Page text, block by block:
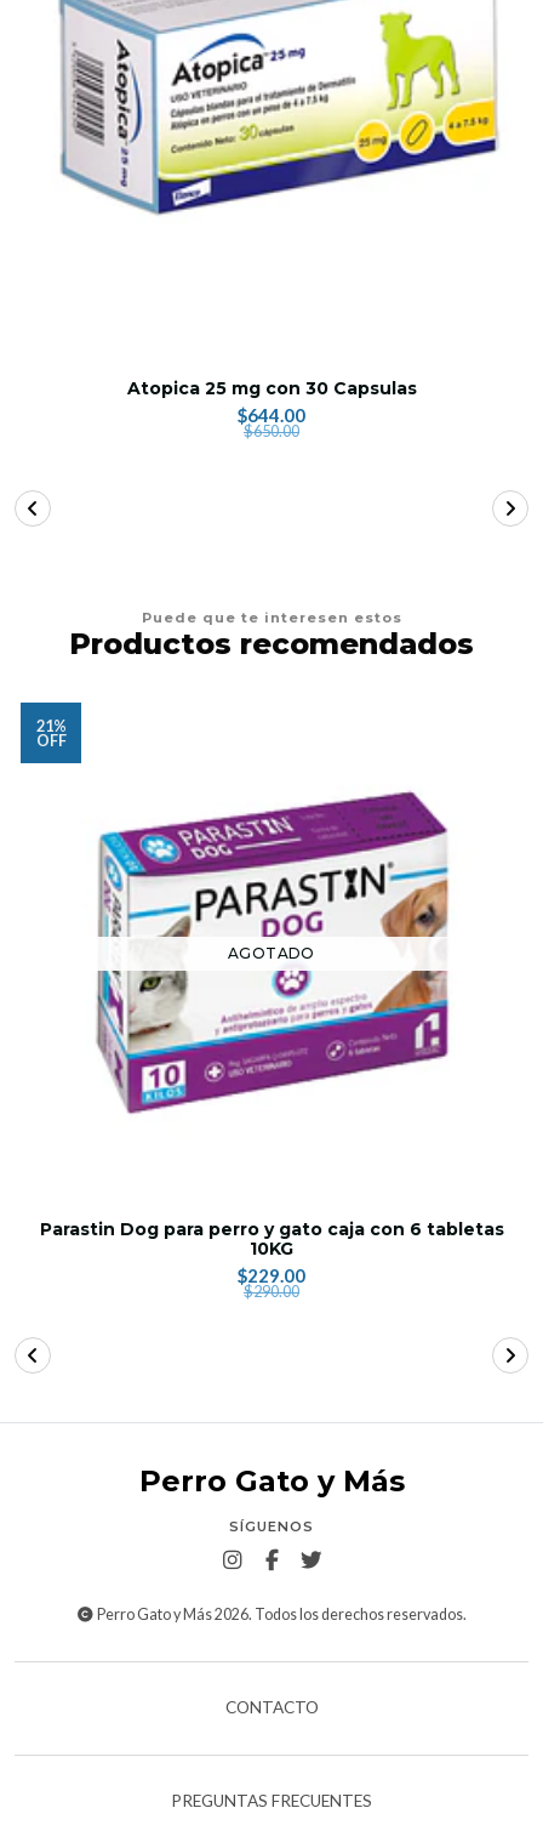
Atopica 25 mg con 30 Capsulas
$644.00
$650.00
Puede que te interesen estos
Productos recomendados
21%
OFF
AGOTADO
Parastin Dog para perro y gato caja con 6 tabletas
10KG
$229.00
$290.00
Perro Gato y Más
SÍGUENOS
Perro Gato y Más 2026. Todos los derechos reservados.
CONTACTO
PREGUNTAS FRECUENTES